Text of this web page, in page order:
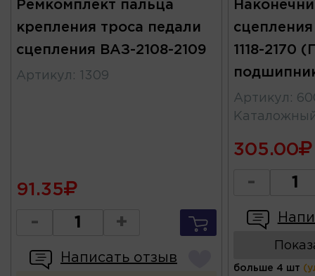
Ремкомплект пальца
крепления троса педали
сцепления ВАЗ-2108-2109
Артикул : 1309
91.35
- +
Написать отзыв
сцепления
1118-2170
Артикул :
305.00
-
больше 4 шт